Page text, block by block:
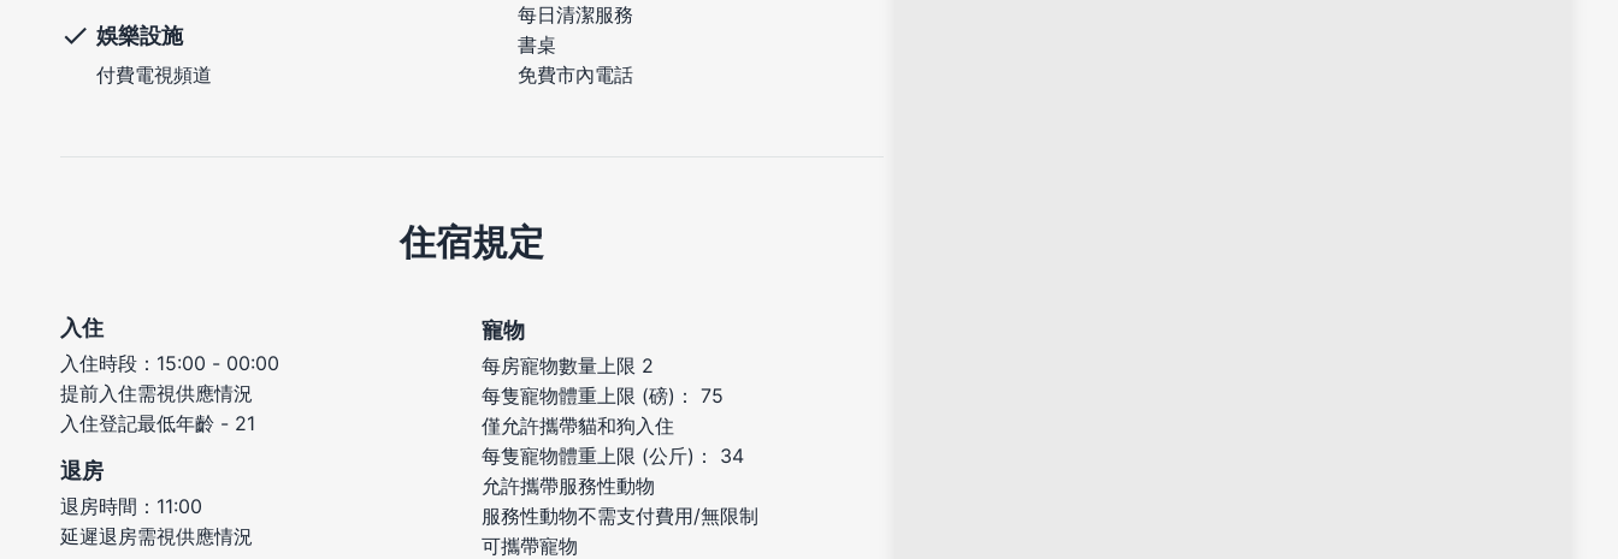
娛樂設施
付費電視頻道
每日清潔服務
書桌
免費市內電話
住宿規定
入住
入住時段：15:00 - 00:00
提前入住需視供應情況
入住登記最低年齡 - 21
退房
退房時間：11:00
延遲退房需視供應情況
寵物
每房寵物數量上限 2
每隻寵物體重上限 (磅)： 75
僅允許攜帶貓和狗入住
每隻寵物體重上限 (公斤)： 34
允許攜帶服務性動物
服務性動物不需支付費用/無限制
可攜帶寵物